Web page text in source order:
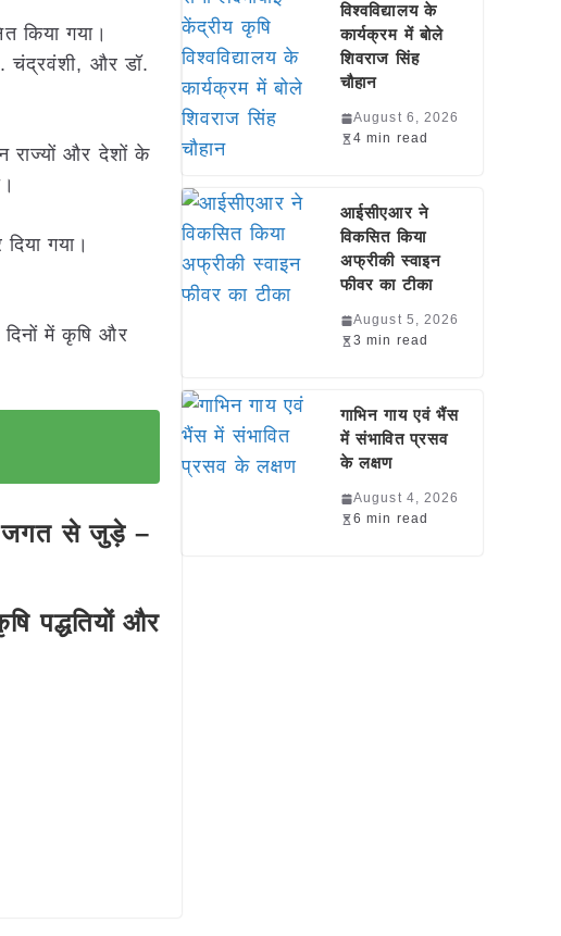
किया गया।
चंद्रवंशी, और डॉ.
राज्यों और देशों के
गया।
दिनों में कृषि और
जगत से जुड़े –
पद्धतियों और
विश्वविद्यालय के
कार्यक्रम में बोले
शिवराज सिंह
चौहान
August 6, 2026
4 min read
आईसीएआर ने
विकसित किया
अफ्रीकी स्वाइन
फीवर का टीका
August 5, 2026
3 min read
गाभिन गाय एवं भैंस
में संभावित प्रसव
के लक्षण
August 4, 2026
6 min read